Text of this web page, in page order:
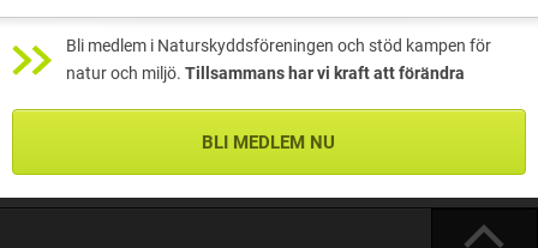
Bli medlem i Naturskyddsföreningen och stöd kampen för
natur och miljö. Tillsammans har vi kraft att förändra
BLI MEDLEM NU